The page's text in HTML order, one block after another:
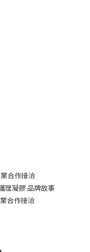
合作接洽
理凝膠 品牌故事
合作接洽